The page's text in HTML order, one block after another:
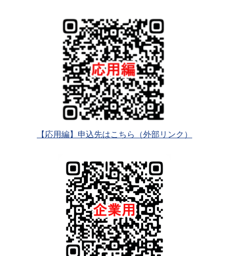
【応用編】申込先はこちら（外部リンク）